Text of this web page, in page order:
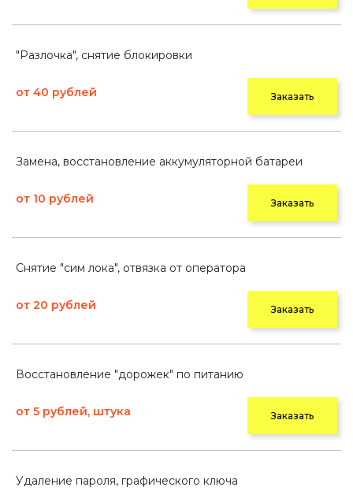
"Разлочка", снятие блокировки
от 40 рублей Заказать
Замена, восстановление аккумуляторной батареи
от 10 рублей Заказать
Снятие "сим лока", отвязка от оператора
от 20 рублей Заказать
Восстановление "дорожек" по питанию
от 5 рублей, штука Заказать
Удаление пароля, графического ключа